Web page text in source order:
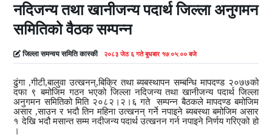
नदिजन्य तथा खानीजन्य पदार्थ जिल्ला अनुगमन
समितिको वैठक सम्पन्न
जिल्ला समन्वय समिति कास्की २०८३ जेठ ६ गते बुधबार १७:०५:०० बजे
ढुंगा ,गीटी,बालुवा उत्खनन्,बिक्रि तथा ब्यबस्थापन सम्बन्धि मापदण्ड २०७७को
दफा ९ बमोजिम गठन भएको जिल्ला नदिजन्य तथा खानीजन्य पदार्थ जिल्ला
अनुगमन समितिको मिति २०८२।२।६ गते सम्पन्न बैठकले मापदण्ड बमोजिम
असार ,साउन र भदौ तिन महिना उत्खनन् गर्ने नपाइने ब्यबस्था बमोजिम असार
१ देखि भदौ मसान्त सम्म नदीजन्य पदार्थ उत्खनन गर्न नपाइने निर्णय गरिएको हो
।